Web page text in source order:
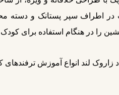
اطراف سپر پستانک و دسته محکم
را در هنگام استفاده برای
لند انواع آموزش ترفندهای